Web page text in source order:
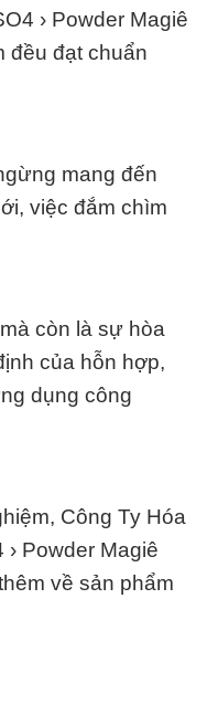
› Powder Magiê
đều đạt chuẩn
mang đến
việc đắm chìm
còn là sự hòa
của hỗn hợp,
dụng công
Công Ty Hóa
Powder Magiê
về sản phẩm